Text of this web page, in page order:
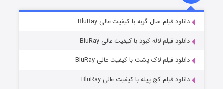
قسمت۷ (زیرنویس) منتشر شد دانلود فیلم سال گربه با کیفیت عالی BluRay
دانلود فیلم لاله کبود با کیفیت عالی BluRay
دانلود فیلم لاک پشت با کیفیت عالی BluRay
دانلود فیلم کج‌ پیله با کیفیت عالی BluRay